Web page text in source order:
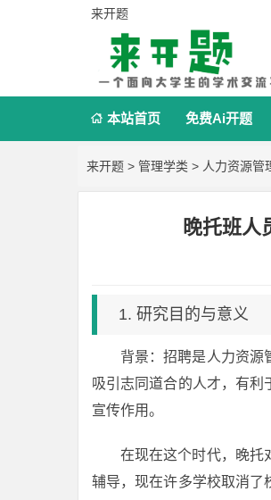
来开题
 本站首页 免费Ai开题
来开题 > 管理学类 > 人力资源管
晚托班人
1. 研究目的与意义
背景：招聘是人力资源
吸引志同道合的人才，有利
宣传作用。
在现在这个时代，晚托
辅导，现在许多学校取消了